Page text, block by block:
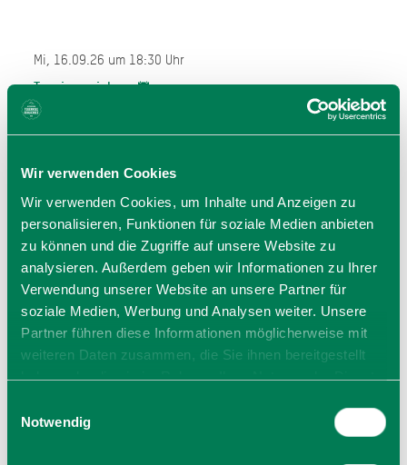
Wir verwenden Cookies
Wir verwenden Cookies, um Inhalte und Anzeigen zu
personalisieren, Funktionen für soziale Medien anbieten
zu können und die Zugriffe auf unsere Website zu
analysieren. Außerdem geben wir Informationen zu Ihrer
Verwendung unserer Website an unsere Partner für
soziale Medien, Werbung und Analysen weiter. Unsere
Partner führen diese Informationen möglicherweise mit
weiteren Daten zusammen, die Sie ihnen bereitgestellt
haben oder die sie im Rahmen Ihrer Nutzung der Dienste
Cookies, wenn Sie unsere Webseite weiterhin nutzen.
Notwendig
Mi, 16.09.26 um 18:30 Uhr
Termin speichern
Termin speichern
Mi, 30.09.26 um 18:30 Uhr
Termin speichern
Mi, 07.10.26 um 18:30 Uhr
Termin speichern
Termin speichern